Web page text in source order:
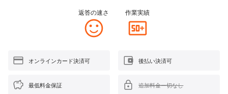
返答の速さ 作業実績
オンラインカード決済可 後払い決済可
最低料金保証 追加料金一切なし